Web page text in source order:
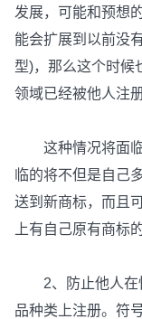
发展，可能和预想
能会扩展到以前没
型)，那么这个时候
领域已经被他人注册
这种情况将面临
临的将不但是自己
送到新商标，而且
上有自己原有商标
2、防止他人在
品种类上注册。符